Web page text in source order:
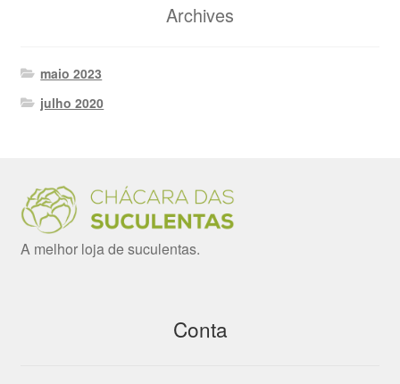
Archives
maio 2023
julho 2020
A melhor loja de suculentas.
Conta